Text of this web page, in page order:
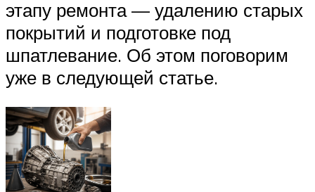
этапу ремонта — удалению старых
покрытий и подготовке под
шпатлевание. Об этом поговорим
уже в следующей статье.